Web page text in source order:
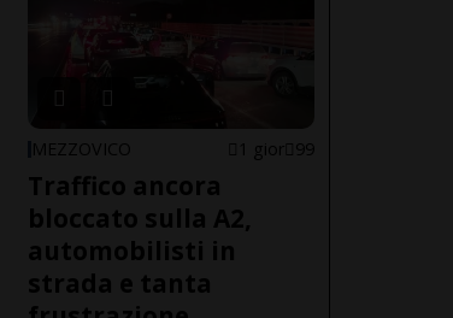
MEZZOVICO 1 gior 99
Traffico ancora
bloccato sulla A2,
automobilisti in
strada e tanta